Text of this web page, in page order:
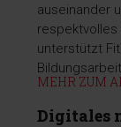
auseinander
respektvolles
unterstützt
Bildungsarbeit
MEHR ZUM
Digitales